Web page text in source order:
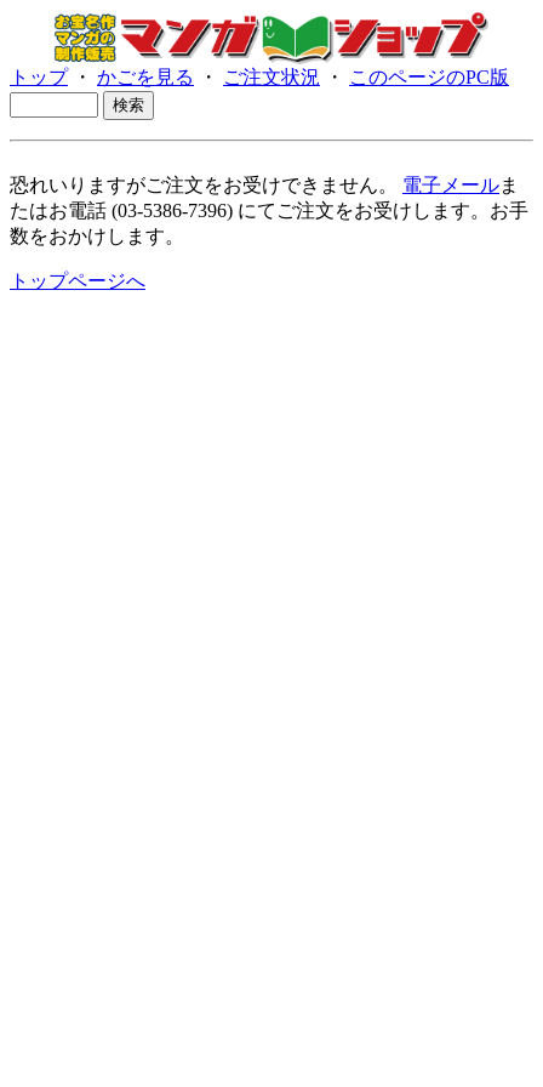
トップ・ かごを見る ・ ご注文状況 ・ このページのPC版
恐れいりますがご注文をお受けできません。 電子メールま
たはお電話 (03-5386-7396) にてご注文をお受けします。お手
数をおかけします。
トップページへ